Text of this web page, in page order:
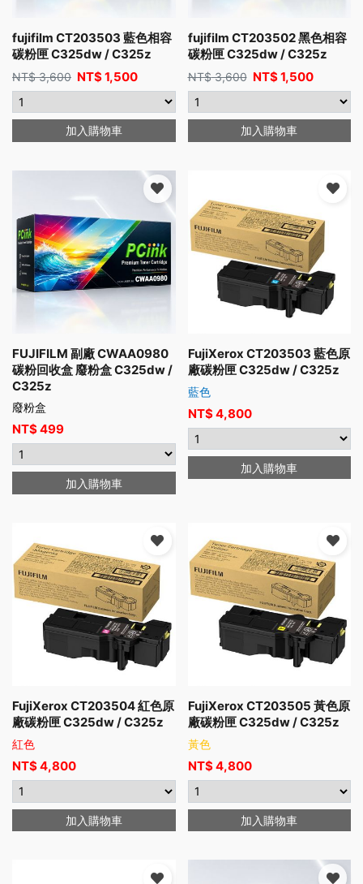
fujifilm CT203503 藍色相容
碳粉匣 C325dw / C325z
NT$3,600 NT$1,500
加入購物車
fujifilm CT203502 黑色相容
碳粉匣 C325dw / C325z
NT$3,600 NT$1,500
加入購物車
FUJIFILM 副廠 CWAA0980
碳粉回收盒 廢粉盒 C325dw /
C325z
廢粉盒
NT$499
加入購物車
FujiXerox CT203503 藍色原
廠碳粉匣 C325dw / C325z
藍色
NT$4,800
加入購物車
FujiXerox CT203504 紅色原
廠碳粉匣 C325dw / C325z
紅色
NT$4,800
加入購物車
FujiXerox CT203505 黃色原
廠碳粉匣 C325dw / C325z
黃色
NT$4,800
加入購物車